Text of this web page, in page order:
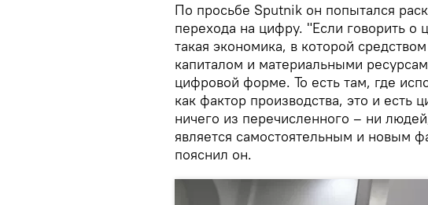
По просьбе Sputnik он попытался
перехода на цифру. "Если говорить о
такая экономика, в которой
капиталом и материальными
цифровой форме. То есть там, где
как фактор производства, это и есть
ничего из перечисленного – ни
является самостоятельным и новым
пояснил он.